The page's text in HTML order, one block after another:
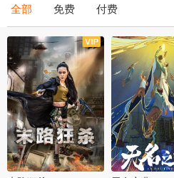
全部 免费 付费